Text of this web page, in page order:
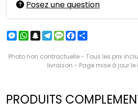
Posez une question
Messenger
WhatsApp
Snapchat
Telegram
MessageFacebook
Photo non contractuelle - Tous les prix
livraison - Page mise à jour
PRODUITS